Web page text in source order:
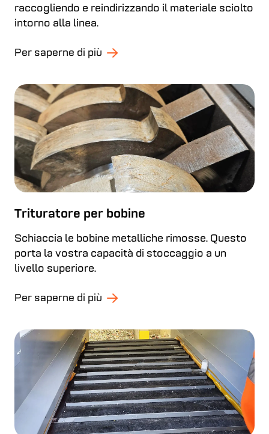
raccogliendo e reindirizzando il materiale sciolto
intorno alla linea.
Per saperne di più
Trituratore per bobine
Schiaccia le bobine metalliche rimosse. Questo
porta la vostra capacità di stoccaggio a un
livello superiore.
Per saperne di più